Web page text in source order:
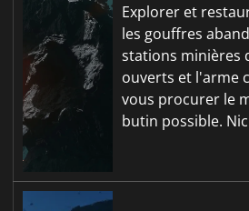
Explorer et
les gouffres
stations minières
ouverts et l'arme
vous procurer le
butin possible.